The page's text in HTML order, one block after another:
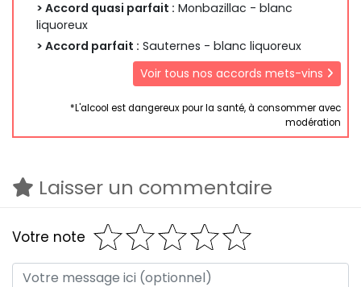
> Accord quasi parfait : Monbazillac - blanc
liquoreux
> Accord parfait : Sauternes - blanc liquoreux
Voir tous nos accords mets-vins
*L'alcool est dangereux pour la santé, à consommer avec
modération
Laisser un commentaire
Votre note